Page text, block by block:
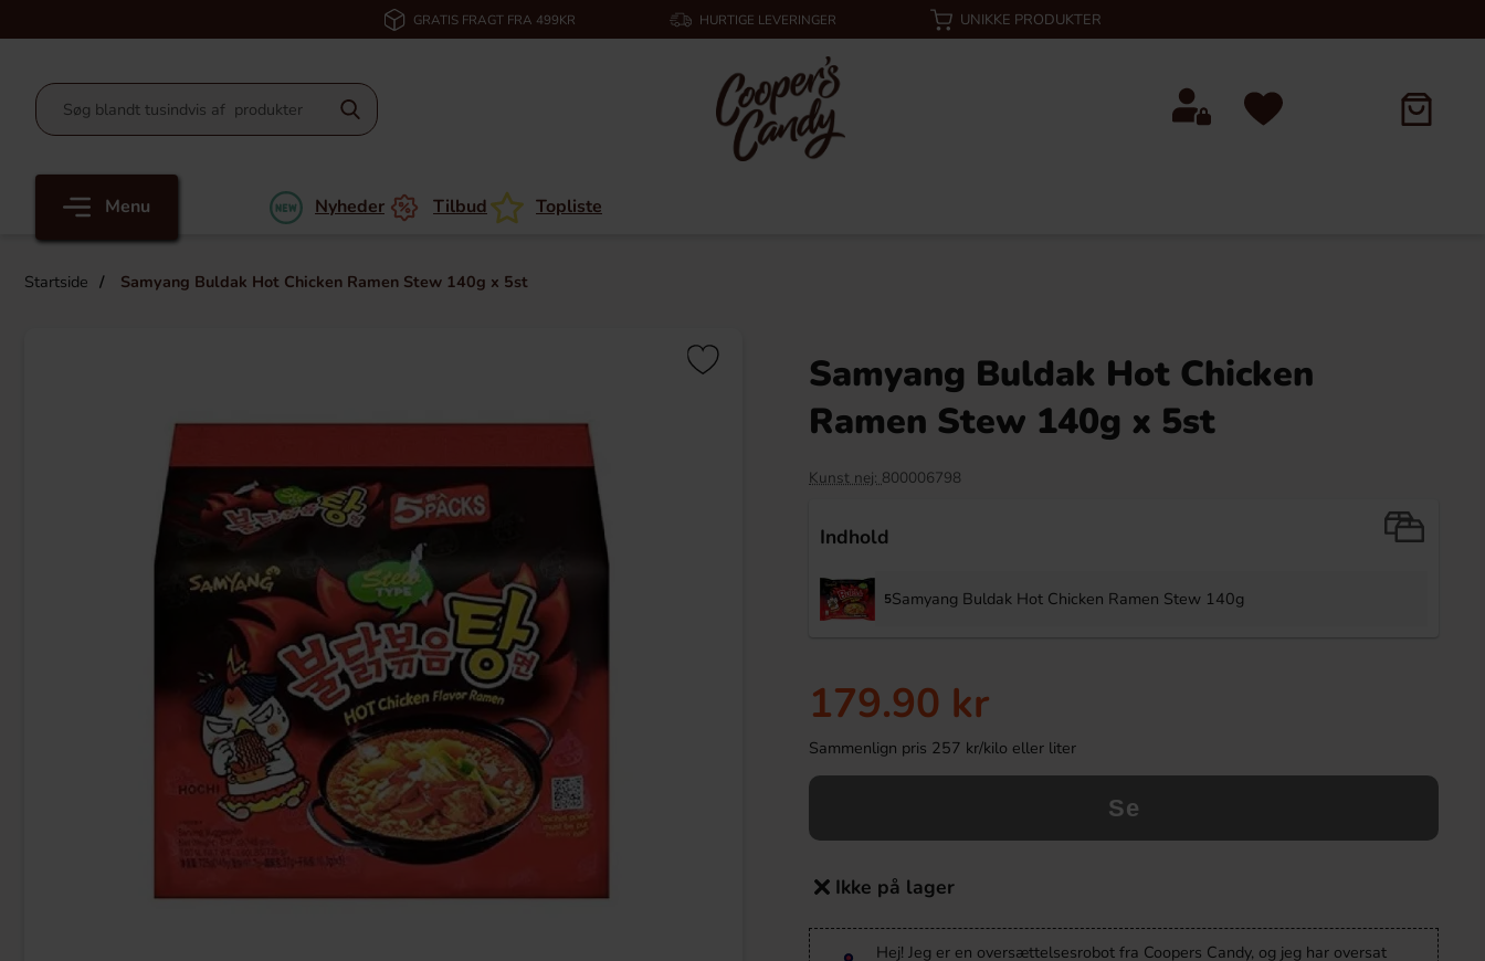
GRATIS FRAGT FRA 499KR HURTIGE LEVERINGER UNIKKE PRODUKTER
Menu Nyheder Tilbud Topliste
Startside Samyang Buldak Hot Chicken Ramen Stew 140g x 5st
Samyang Buldak Hot Chicken
Ramen Stew 140g x 5st
Kunst nej: 800006798
Indhold
5Samyang Buldak Hot Chicken Ramen Stew 140g
179.90 kr
Sammenlign pris 257 kr/kilo eller liter
Se
Ikke på lager
Hej! Jeg er en oversættelsesrobot fra Coopers Candy, og jeg har oversat